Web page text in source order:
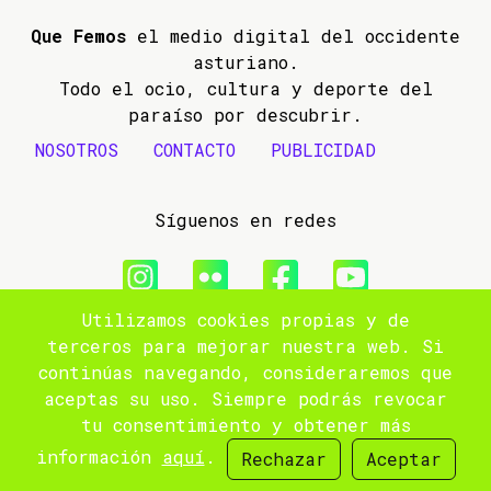
Que Femos el medio digital del occidente
asturiano.
Todo el ocio, cultura y deporte del
paraíso por descubrir.
NOSOTROS
CONTACTO PUBLICIDAD
Síguenos en redes
© 2009- 2026 Que Femos
Política de privacidad
Utilizamos cookies propias y de
terceros para mejorar nuestra web. Si
continúas navegando, consideraremos que
aceptas su uso. Siempre podrás revocar
tu consentimiento y obtener más
información aquí . Rechazar Aceptar